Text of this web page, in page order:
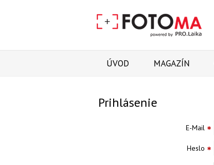
ÚVOD MAGAZÍN
Prihlásenie
E-Mail
Heslo